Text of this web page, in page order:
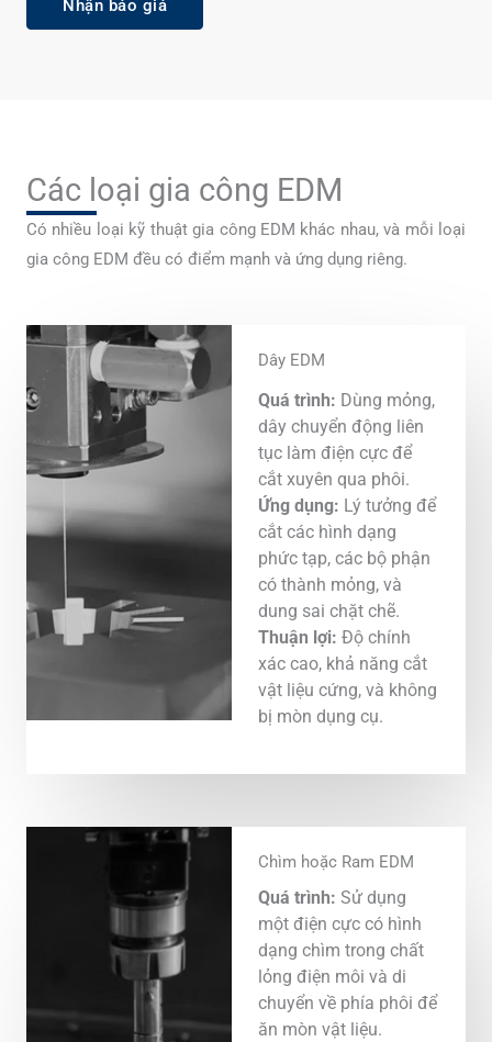
Nhận báo giá
Các loại gia công EDM
Có nhiều loại kỹ thuật gia công EDM khác nhau, và mỗi loại
gia công EDM đều có điểm mạnh và ứng dụng riêng.
Dây EDM
Quá trình: Dùng mỏng,
dây chuyển động liên
tục làm điện cực để
cắt xuyên qua phôi.
Ứng dụng: Lý tưởng để
cắt các hình dạng
phức tạp, các bộ phận
có thành mỏng, và
dung sai chặt chẽ.
Thuận lợi: Độ chính
xác cao, khả năng cắt
vật liệu cứng, và không
bị mòn dụng cụ.
Chìm hoặc Ram EDM
Quá trình: Sử dụng
một điện cực có hình
dạng chìm trong chất
lỏng điện môi và di
chuyển về phía phôi để
ăn mòn vật liệu.